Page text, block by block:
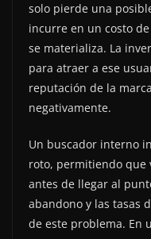
solo pierde una
incurre en un costo
se materializa. La
para atraer a ese
reputación de la
negativamente.
Un buscador interno
roto, permitiendo que
antes de llegar al
abandono y las tasas
de este problema. En